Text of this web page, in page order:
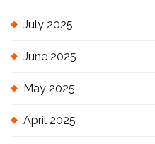
July 2025
June 2025
May 2025
April 2025